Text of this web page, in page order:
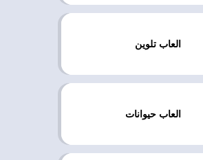
العاب تلوين
العاب حيوانات